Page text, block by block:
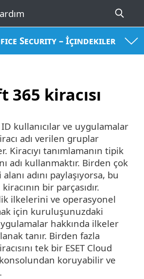
Security – İçindekiler
365 kiracısı
kullanıcılar ve uygulamalar
adı verilen gruplar
Kiracıyı tanımlamanın tipik
adı kullanmaktır. Birden çok
adını paylaşıyorsa, bu
bir parçasıdır.
ilkelerini ve operasyonel
için kuruluşunuzdaki
hakkında ilkeler
tanır. Birden fazla
tek bir ESET Cloud
koruyabilir ve